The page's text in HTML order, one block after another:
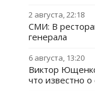
2 августа, 22:18
СМИ: В
генерала
6 августа, 13:20
Виктор
что известно